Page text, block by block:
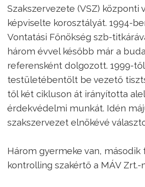
Szakszervezete (VSZ) központi
képviselte korosztályát. 1994-
Vontatási Főnökség szb-
három évvel később már a
referensként dolgozott. 1999-től
testületébentölt be vezető
től két cikluson át irányította
érdekvédelmi munkát. Idén
szakszervezet elnökévé
Három gyermeke van, második
kontrolling szakértő a MÁV Zrt.-